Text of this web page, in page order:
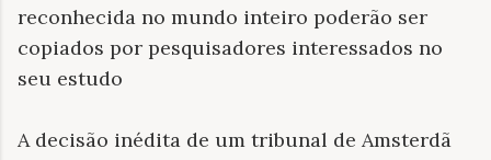
reconhecida no mundo inteiro poderão ser
copiados por pesquisadores interessados no
seu estudo
A decisão inédita de um tribunal de Amsterdã